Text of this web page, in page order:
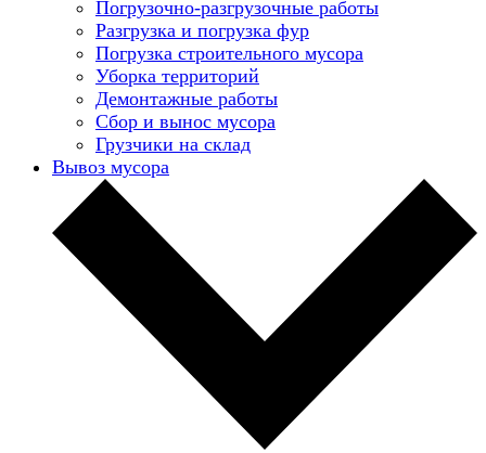
Погрузочно-разгрузочные работы
Разгрузка и погрузка фур
Погрузка строительного мусора
Уборка территорий
Демонтажные работы
Сбор и вынос мусора
Грузчики на склад
Вывоз мусора